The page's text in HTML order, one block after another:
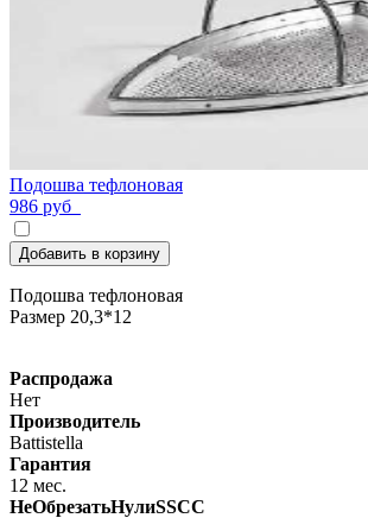
Подошва тефлоновая
986 руб
Добавить в корзину
Подошва тефлоновая
Размер 20,3*12
Распродажа
Нет
Производитель
Battistella
Гарантия
12 мес.
НеОбрезатьНулиSSCC